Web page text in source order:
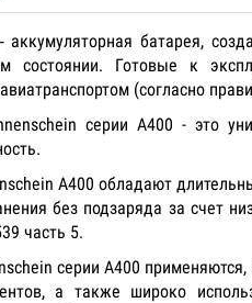
батарея,
состоянии. Готовые к
(согласно
серии А400 - это
А400 обладают
без подзаряда за счет
часть 5.
серии А400
а также широко